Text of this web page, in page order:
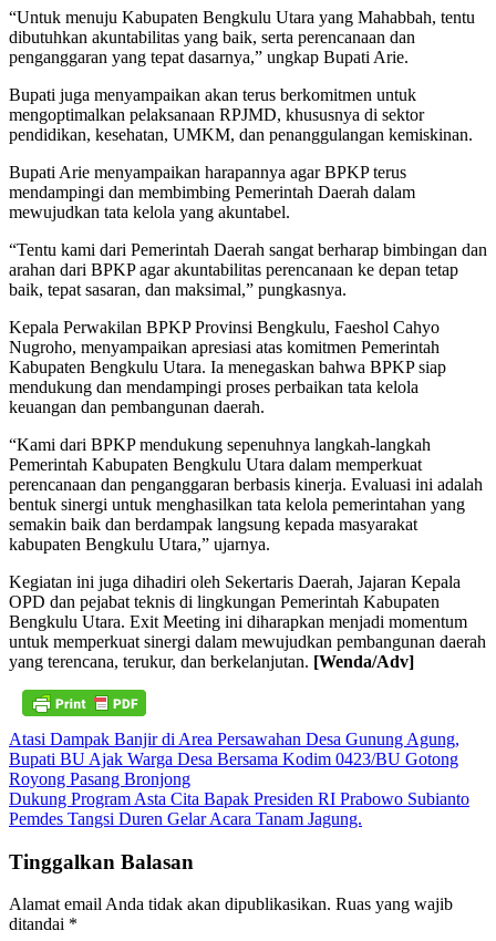
“Untuk menuju Kabupaten Bengkulu Utara yang Mahabbah, tentu
dibutuhkan akuntabilitas yang baik, serta perencanaan dan
penganggaran yang tepat dasarnya,” ungkap Bupati Arie.
Bupati juga menyampaikan akan terus berkomitmen untuk
mengoptimalkan pelaksanaan RPJMD, khususnya di sektor
pendidikan, kesehatan, UMKM, dan penanggulangan kemiskinan.
Bupati Arie menyampaikan harapannya agar BPKP terus
mendampingi dan membimbing Pemerintah Daerah dalam
mewujudkan tata kelola yang akuntabel.
“Tentu kami dari Pemerintah Daerah sangat berharap bimbingan dan
arahan dari BPKP agar akuntabilitas perencanaan ke depan tetap
baik, tepat sasaran, dan maksimal,” pungkasnya.
Kepala Perwakilan BPKP Provinsi Bengkulu, Faeshol Cahyo
Nugroho, menyampaikan apresiasi atas komitmen Pemerintah
Kabupaten Bengkulu Utara. Ia menegaskan bahwa BPKP siap
mendukung dan mendampingi proses perbaikan tata kelola
keuangan dan pembangunan daerah.
“Kami dari BPKP mendukung sepenuhnya langkah-langkah
Pemerintah Kabupaten Bengkulu Utara dalam memperkuat
perencanaan dan penganggaran berbasis kinerja. Evaluasi ini adalah
bentuk sinergi untuk menghasilkan tata kelola pemerintahan yang
semakin baik dan berdampak langsung kepada masyarakat
kabupaten Bengkulu Utara,” ujarnya.
Kegiatan ini juga dihadiri oleh Sekertaris Daerah, Jajaran Kepala
OPD dan pejabat teknis di lingkungan Pemerintah Kabupaten
Bengkulu Utara. Exit Meeting ini diharapkan menjadi momentum
untuk memperkuat sinergi dalam mewujudkan pembangunan daerah
yang terencana, terukur, dan berkelanjutan. [Wenda/Adv]
Navigasi
pos
Atasi Dampak Banjir di Area Persawahan Desa Gunung Agung,
Bupati BU Ajak Warga Desa Bersama Kodim 0423/BU Gotong
Royong Pasang Bronjong
Dukung Program Asta Cita Bapak Presiden RI Prabowo Subianto
Pemdes Tangsi Duren Gelar Acara Tanam Jagung.
Tinggalkan Balasan
Alamat email Anda tidak akan dipublikasikan. Ruas yang wajib
ditandai *